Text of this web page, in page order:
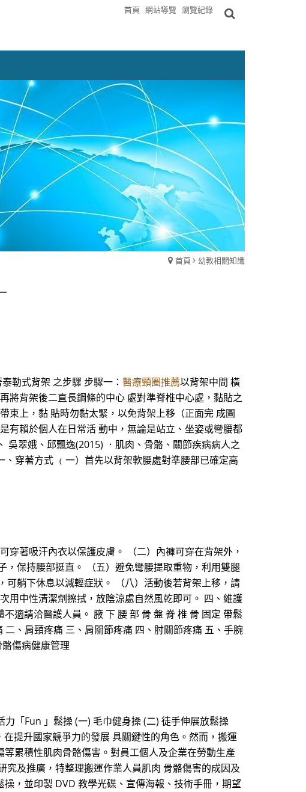
首頁 網站導覽 瀏覽紀錄
首頁 幼教相關知識
勒式背架 之步驟 步驟一： 醫療頸圈推薦以背架中間 橫
將背架後二直長鋼條的中心 處對準脊椎中心處，黏貼之
束上，黏 貼時勿黏太緊，以免背架上移（正面完 成圖
有賴於個人在日常活 動中，無論是站立、坐姿或彎腰都
吳翠娥、邱飄逸(2015) ．肌肉、骨骼、關節疾病病人之
穿著方式 ﹙一）首先以背架軟腰處對準腰部已確定高
著吸汗內衣以保護皮膚。 （二）內褲可穿在背架外，
保持腰部挺直。 （五）避免彎腰提取重物，利用雙腿
躺下休息以減輕症狀。 （八）活動後若背架上移，請
用中性清潔劑擦拭，放陰涼處自然風乾即可。 四、維護
適請洽醫護人員。 腋 下 腰 部 骨 盤 脊 椎 骨 固定 帶鬆
、肩頸疼痛 三、肩關節疼痛 四、肘關節疼痛 五、手腕
傷病健康管理
「Fun 」鬆操 (一) 毛巾健身操 (二) 徒手伸展放鬆操
提升國家競爭力的發展 具關鍵性的角色。然而，搬運
累積性肌肉骨骼傷害。對員工個人及企業在勞動生產
及推廣，特整理搬運作業人員肌肉 骨骼傷害的成因及
，並印製 DVD 教學光碟、宣傳海報、技術手冊，期望